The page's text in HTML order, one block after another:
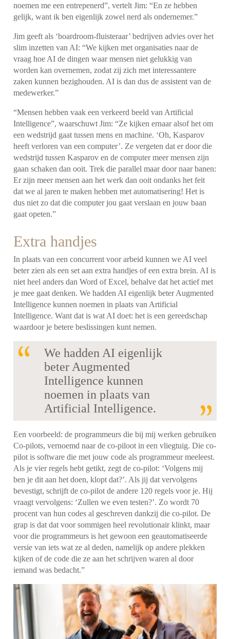
noemen me een entrepenerd”, vertelt Jim: “En ze hebben
gelijk, want ik ben eigenlijk zowel nerd als ondernemer.”
Jim geeft als ‘boardroom-fluisteraar’ bedrijven advies over het
slim inzetten van AI: “We kijken met organisaties naar de
vraag hoe AI de dingen waar mensen niet gelukkig van
worden kan overnemen, zodat zij zich met interessantere
zaken kunnen bezighouden. AI is dan dus de assistent van de
medewerker.”
“Mensen hebben vaak een verkeerd beeld van Artificial
Intelligence”, waarschuwt Jim: “Ze kijken ernaar alsof het om
een wedstrijd gaat tussen mens en machine. ‘Oh, Kasparov
heeft verloren van een computer’. Ze vergeten dat er door die
wedstrijd tussen Kasparov en de computer meer mensen zijn
gaan schaken dan ooit. Trek die parallel maar door naar banen:
Er zijn meer mensen aan het werk dan ooit ondanks het feit
dat we al jaren te maken hebben met automatisering! Het is
dus niet zo dat die computer jou gaat verslaan en jouw baan
gaat opeten.”
Extra handjes
In plaats van een concurrent voor arbeid kunnen we AI veel
beter zien als een set aan extra handjes of een extra brein. AI is
niet heel anders dan Word of Excel, behalve dat het actief met
je mee gaat denken. We hadden AI eigenlijk beter Augmented
Intelligence kunnen noemen in plaats van Artificial
Intelligence. Want dat is wat AI doet: het is een gereedschap
waardoor je betere beslissingen kunt nemen.
We hadden AI eigenlijk
beter Augmented
Intelligence kunnen
noemen in plaats van
Artificial Intelligence.
Een voorbeeld: de programmeurs die bij mij werken gebruiken
Co-pilots, vernoemd naar de co-piloot in een vliegtuig. Die co-
pilot is software die met jouw code als programmeur meeleest.
Als je vier regels hebt getikt, zegt de co-pilot: ‘Volgens mij
ben je dit aan het doen, klopt dat?’. Als jij dat vervolgens
bevestigt, schrijft de co-pilot de andere 120 regels voor je. Hij
vraagt vervolgens: ‘Zullen we even testen?’. Zo wordt 70
procent van hun codes al geschreven dankzij die co-pilot. De
grap is dat dat voor sommigen heel revolutionair klinkt, maar
voor die programmeurs is het gewoon een geautomatiseerde
versie van iets wat ze al deden, namelijk op andere plekken
kijken of de code die ze aan het schrijven waren al door
iemand was bedacht.”